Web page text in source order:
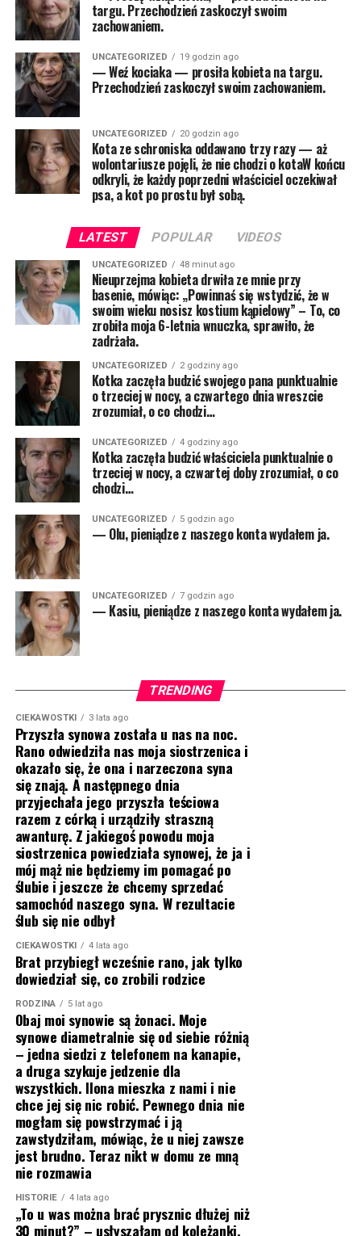
targu. Przechodzień zaskoczył swoim
zachowaniem.
UNCATEGORIZED 19 godzin ago
— Weź kociaka — prosiła kobieta na targu.
Przechodzień zaskoczył swoim zachowaniem.
UNCATEGORIZED 20 godzin ago
Kota ze schroniska oddawano trzy razy — aż
wolontariusze pojęli, że nie chodzi o kotaW końcu
odkryli, że każdy poprzedni właściciel oczekiwał
psa, a kot po prostu był sobą.
LATEST POPULAR VIDEOS
UNCATEGORIZED 48 minut ago
Nieuprzejma kobieta drwiła ze mnie przy
basenie, mówiąc: „Powinnaś się wstydzić, że w
swoim wieku nosisz kostium kąpielowy” – To, co
zrobiła moja 6-letnia wnuczka, sprawiło, że
zadrżała.
UNCATEGORIZED 2 godziny ago
Kotka zaczęła budzić swojego pana punktualnie
o trzeciej w nocy, a czwartego dnia wreszcie
zrozumiał, o co chodzi…
UNCATEGORIZED 4 godziny ago
Kotka zaczęła budzić właściciela punktualnie o
trzeciej w nocy, a czwartej doby zrozumiał, o co
chodzi…
UNCATEGORIZED 5 godzin ago
— Olu, pieniądze z naszego konta wydałem ja.
UNCATEGORIZED 7 godzin ago
— Kasiu, pieniądze z naszego konta wydałem ja.
TRENDING
CIEKAWOSTKI 3 lata ago
Przyszła synowa została u nas na noc.
Rano odwiedziła nas moja siostrzenica i
okazało się, że ona i narzeczona syna
się znają. A następnego dnia
przyjechała jego przyszła teściowa
razem z córką i urządziły straszną
awanturę. Z jakiegoś powodu moja
siostrzenica powiedziała synowej, że ja i
mój mąż nie będziemy im pomagać po
ślubie i jeszcze że chcemy sprzedać
samochód naszego syna. W rezultacie
ślub się nie odbył
CIEKAWOSTKI 4 lata ago
Brat przybiegł wcześnie rano, jak tylko
dowiedział się, co zrobili rodzice
RODZINA 5 lat ago
Obaj moi synowie są żonaci. Moje
synowe diametralnie się od siebie różnią
– jedna siedzi z telefonem na kanapie,
a druga szykuje jedzenie dla
wszystkich. Ilona mieszka z nami i nie
chce jej się nic robić. Pewnego dnia nie
mogłam się powstrzymać i ją
zawstydziłam, mówiąc, że u niej zawsze
jest brudno. Teraz nikt w domu ze mną
nie rozmawia
HISTORIE 4 lata ago
„To u was można brać prysznic dłużej niż
30 minut?” – usłyszałam od koleżanki,